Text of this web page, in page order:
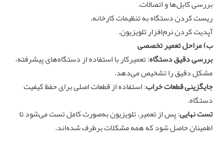
بررسی کابل‌ها و اتصالات.
ریست کردن دستگاه به تنظیمات کارخانه.
آپدیت کردن نرم‌افزار تلویزیون.
ب)مراحل تعمیر تخصصی
بررسی دقیق دستگاه: تعمیرکار با استفاده از دستگاه‌های پیشرفته،
مشکل دقیق را تشخیص می‌دهد.
جایگزینی قطعات خراب: استفاده از قطعات اصلی برای حفظ کیفیت
دستگاه.
تست نهایی: پس از تعمیر، تلویزیون به‌صورت کامل تست می‌شود تا
اطمینان حاصل شود که همه مشکلات برطرف شده‌اند.